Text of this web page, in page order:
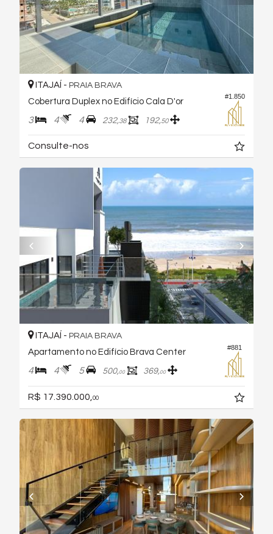
#1.850
ITAJAÍ - PRAIA BRAVA
Cobertura Duplex no Edifício Cala D'or
3 4 4 232,38 192,50
Consulte-nos
#881
ITAJAÍ - PRAIA BRAVA
Apartamento no Edifício Brava Center
4 4 5 500,00 369,00
R$ 17.390.000, 00